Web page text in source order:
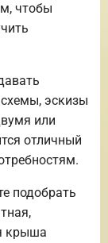
чтобы
эскизы
или
отличный
подобрать
крыша